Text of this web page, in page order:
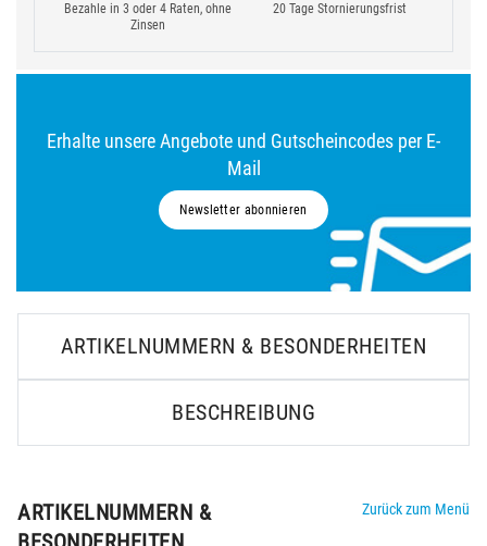
Bezahle in 3 oder 4 Raten, ohne
Zinsen
20 Tage Stornierungsfrist
Erhalte unsere Angebote und Gutscheincodes per E-
Mail
Newsletter abonnieren
ARTIKELNUMMERN & BESONDERHEITEN
BESCHREIBUNG
ARTIKELNUMMERN &
Zurück zum Menü